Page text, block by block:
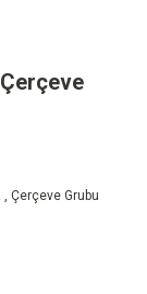
,Çerçeve Grubu